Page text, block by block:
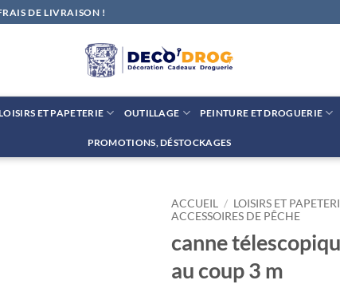
DE LIVRAISON !
ET PAPETERIE OUTILLAGE PEINTURE ET DROGUERIE
PROMOTIONS, DÉSTOCKAGES
ACCUEIL / LOISIRS ET
ACCESSOIRES DE PÊCHE
canne
au coup 3 m